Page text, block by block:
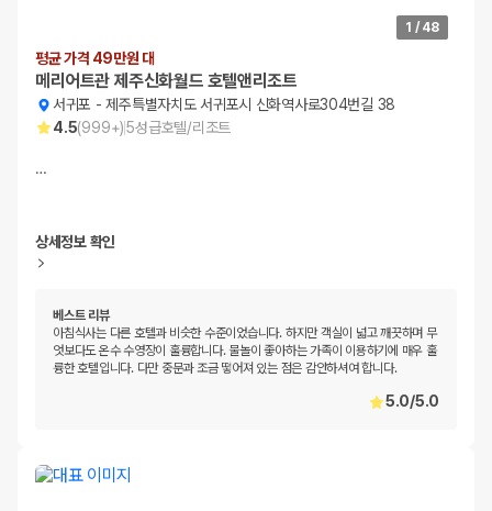
1 / 48
평균 가격 49만원 대
메리어트관 제주신화월드 호텔앤리조트
서귀포 -제주특별자치도 서귀포시 신화역사로304번길 38
4.5(999+)5성급호텔/리조트
…
상세정보 확인
베스트 리뷰
아침식사는 다른 호텔과 비슷한 수준이었습니다. 하지만 객실이 넓고 깨끗하며 무
엇보다도 온수 수영장이 훌륭합니다. 물놀이 좋아하는 가족이 이용하기에 매우 훌
륭한 호텔입니다. 다만 중문과 조금 떻어져 있는 점은 감안하셔여 합니다.
5.0/5.0